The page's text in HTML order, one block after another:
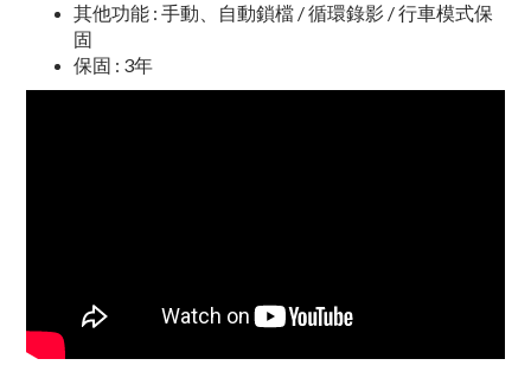
其他功能 : 手動、自動鎖檔 / 循環錄影 / 行車模式保
固
保固 : 3年